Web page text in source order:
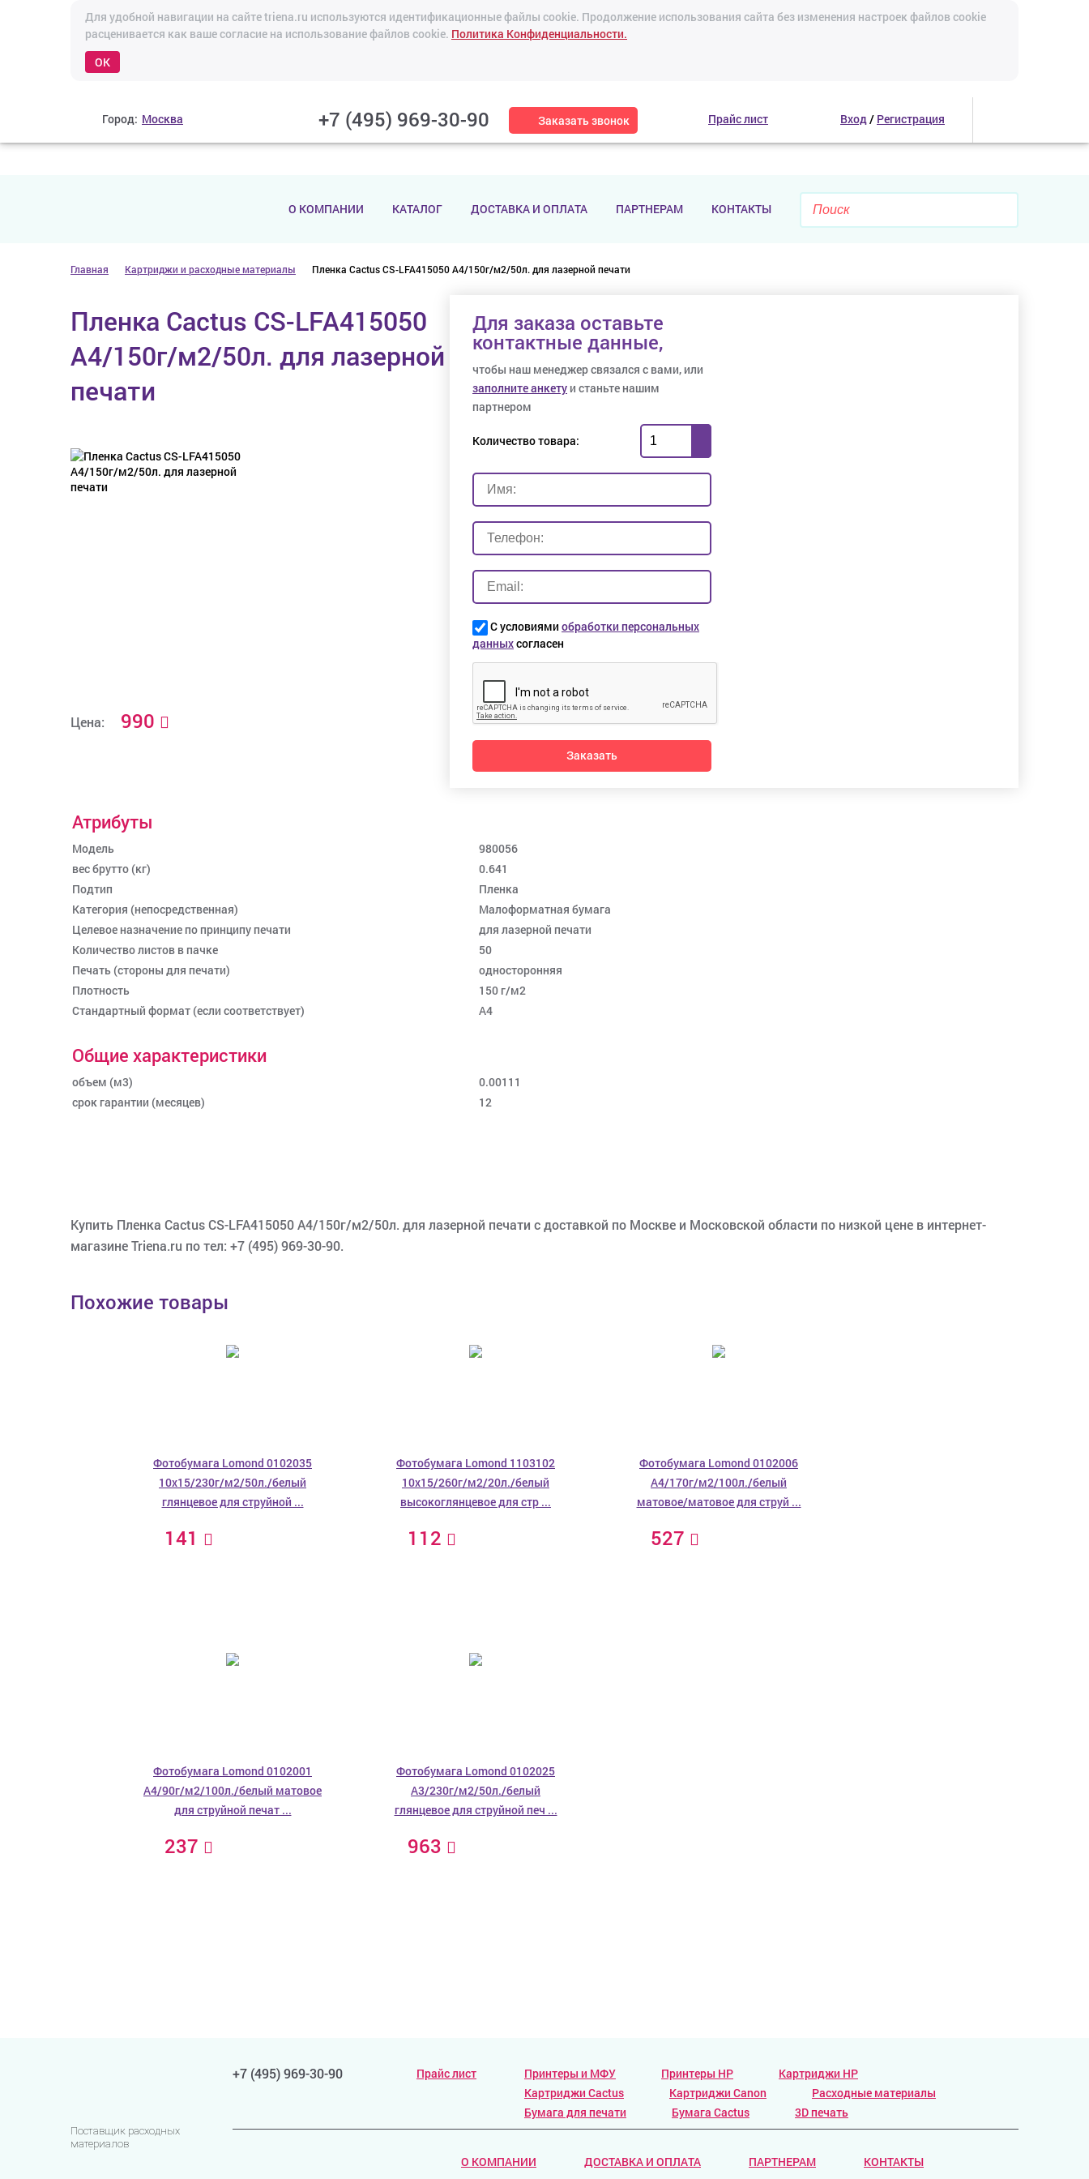
Для удобной навигации на сайте triena.ru используются идентификационные файлы cookie. Продолжение использования сайта без изменения настроек файлов cookie
расценивается как ваше согласие на использование файлов cookie. Политика Конфиденциальности.
OK
Город: Москва +7 (495) 969-30-90 Заказать звонок Прайс лист Вход/ Регистрация
О КОМПАНИИ КАТАЛОГ ДОСТАВКА И ОПЛАТА ПАРТНЕРАМ КОНТАКТЫ
Главная Картриджи и расходные материалы Пленка Cactus CS-LFA415050 A4/150г/м2/50л. для лазерной печати
Пленка Cactus CS-LFA415050
A4/150г/м2/50л. для лазерной
печати
Цена: 990
Для заказа оставьте
контактные данные,
чтобы наш менеджер связался с вами, или
заполните анкету и станьте нашим
партнером
Количество товара:
С условиями обработки персональных
данныхсогласен
Заказать
Атрибуты
Модель
980056
вес брутто (кг)
0.641
Подтип
Пленка
Категория (непосредственная)
Малоформатная бумага
Целевое назначение по принципу печати
для лазерной печати
Количество листов в пачке
50
Печать (стороны для печати)
односторонняя
Плотность
150 г/м2
Стандартный формат (если соответствует)
A4
Общие характеристики
объем (м3)
0.00111
срок гарантии (месяцев)
12
Купить Пленка Cactus CS-LFA415050 A4/150г/м2/50л. для лазерной печати с доставкой по Москве и Московской области по низкой цене в интернет-
магазине Triena.ru по тел: +7 (495) 969-30-90.
Похожие товары
Фотобумага Lomond 0102035
10x15/230г/м2/50л./белый
глянцевое для струйной ...
141
Фотобумага Lomond 1103102
10x15/260г/м2/20л./белый
высокоглянцевое для стр ...
112
Фотобумага Lomond 0102006
A4/170г/м2/100л./белый
матовое/матовое для струй ...
527
Фотобумага Lomond 0102001
A4/90г/м2/100л./белый матовое
для струйной печат ...
237
Фотобумага Lomond 0102025
A3/230г/м2/50л./белый
глянцевое для струйной печ ...
963
Поставщик расходных
материалов
+7 (495) 969-30-90 Прайс лист Принтеры и МФУ Принтеры HP
Картриджи HP
Картриджи Cactus
Картриджи Canon
Расходные материалы
Бумага для печати
Бумага Cactus 3D печать
О КОМПАНИИ ДОСТАВКА И ОПЛАТА ПАРТНЕРАМ КОНТАКТЫ